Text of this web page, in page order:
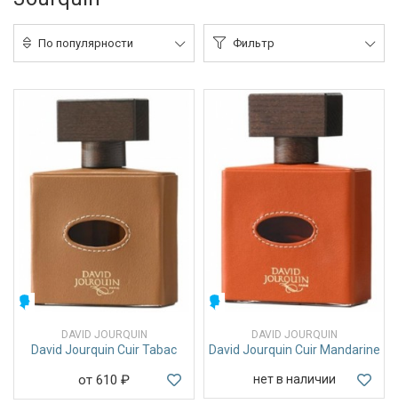
По популярности Фильтр
МУЖСКИЕ
DAVID JOURQUIN
David Jourquin Cuir Tabac
от 610 ₽
МУЖСКИЕ
DAVID JOURQUIN
David Jourquin Cuir Mandarine
нет в наличии